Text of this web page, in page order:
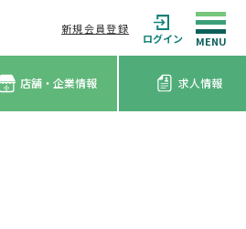
新規会員登録
ログイン
店舗・企業情報 求人情報